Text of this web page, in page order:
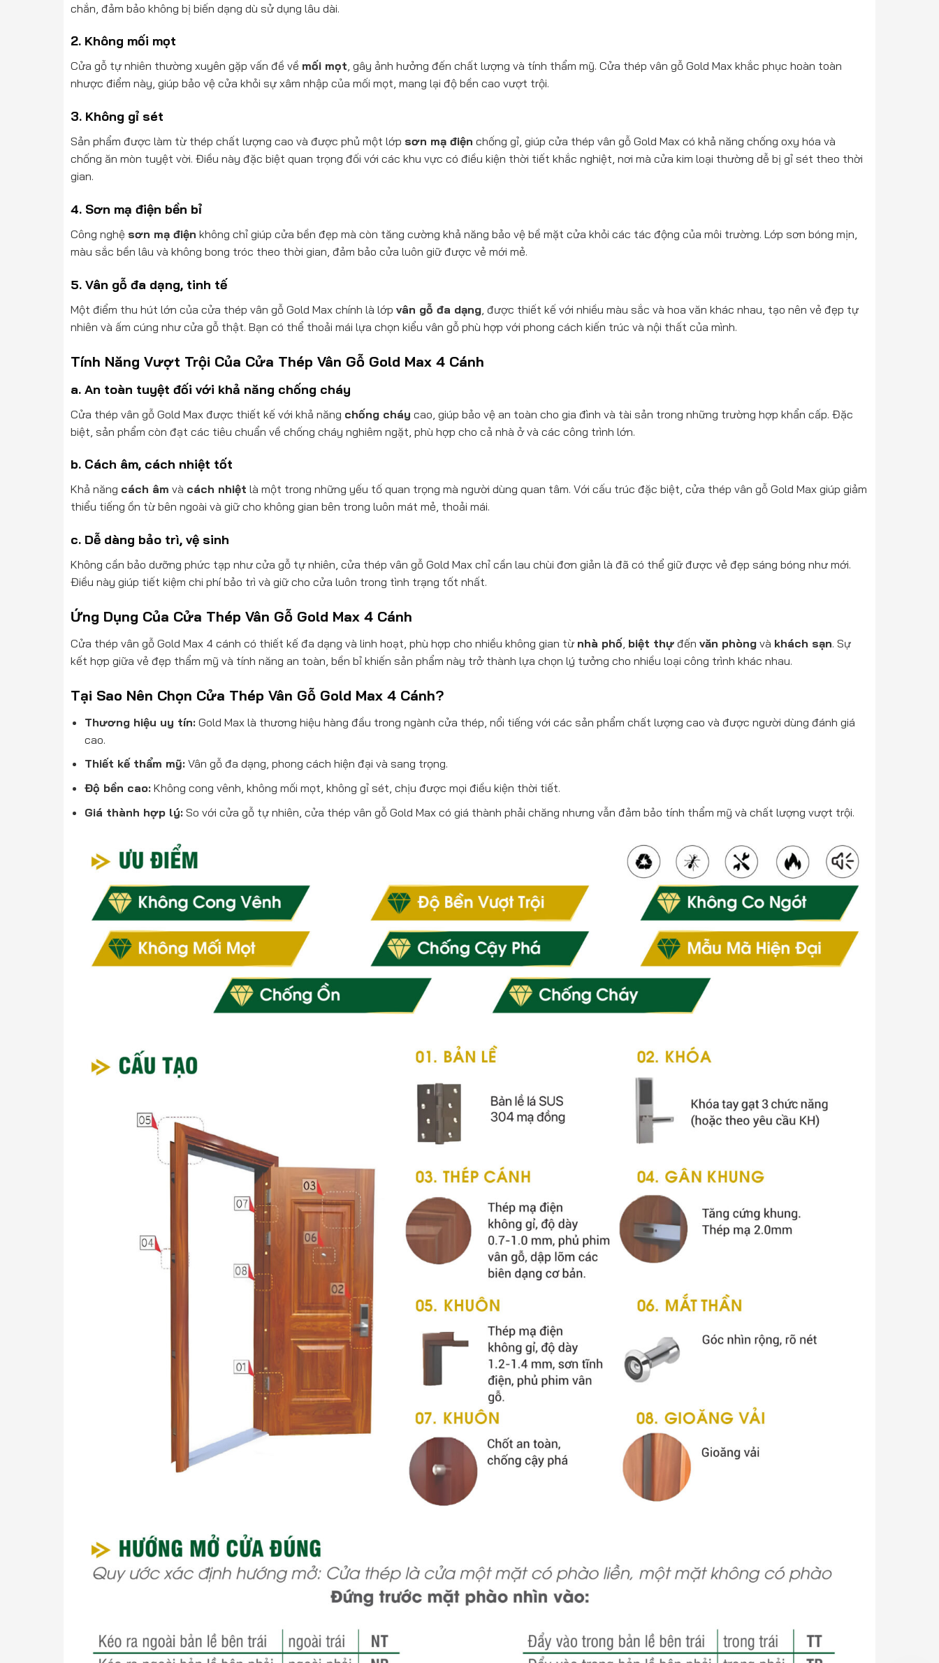
chắn, đảm bảo không bị biến dạng dù sử dụng lâu dài.
2. Không mối mọt
Cửa gỗ tự nhiên thường xuyên gặp vấn đề về mối mọt, gây ảnh hưởng đến chất lượng và tính thẩm mỹ. Cửa thép vân gỗ Gold Max khắc phục hoàn toàn
nhược điểm này, giúp bảo vệ cửa khỏi sự xâm nhập của mối mọt, mang lại độ bền cao vượt trội.
3. Không gỉ sét
Sản phẩm được làm từ thép chất lượng cao và được phủ một lớp sơn mạ điện chống gỉ, giúp cửa thép vân gỗ Gold Max có khả năng chống oxy hóa và
chống ăn mòn tuyệt vời. Điều này đặc biệt quan trọng đối với các khu vực có điều kiện thời tiết khắc nghiệt, nơi mà cửa kim loại thường dễ bị gỉ sét theo thời
gian.
4. Sơn mạ điện bền bỉ
Công nghệ sơn mạ điện không chỉ giúp cửa bền đẹp mà còn tăng cường khả năng bảo vệ bề mặt cửa khỏi các tác động của môi trường. Lớp sơn bóng mịn,
màu sắc bền lâu và không bong tróc theo thời gian, đảm bảo cửa luôn giữ được vẻ mới mẻ.
5. Vân gỗ đa dạng, tinh tế
Một điểm thu hút lớn của cửa thép vân gỗ Gold Max chính là lớp vân gỗ đa dạng, được thiết kế với nhiều màu sắc và hoa văn khác nhau, tạo nên vẻ đẹp tự
nhiên và ấm cúng như cửa gỗ thật. Bạn có thể thoải mái lựa chọn kiểu vân gỗ phù hợp với phong cách kiến trúc và nội thất của mình.
Tính Năng Vượt Trội Của Cửa Thép Vân Gỗ Gold Max 4 Cánh
a. An toàn tuyệt đối với khả năng chống cháy
Cửa thép vân gỗ Gold Max được thiết kế với khả năng chống cháy cao, giúp bảo vệ an toàn cho gia đình và tài sản trong những trường hợp khẩn cấp. Đặc
biệt, sản phẩm còn đạt các tiêu chuẩn về chống cháy nghiêm ngặt, phù hợp cho cả nhà ở và các công trình lớn.
b. Cách âm, cách nhiệt tốt
Khả năng cách âm và cách nhiệt là một trong những yếu tố quan trọng mà người dùng quan tâm. Với cấu trúc đặc biệt, cửa thép vân gỗ Gold Max giúp giảm
thiểu tiếng ồn từ bên ngoài và giữ cho không gian bên trong luôn mát mẻ, thoải mái.
c. Dễ dàng bảo trì, vệ sinh
Không cần bảo dưỡng phức tạp như cửa gỗ tự nhiên, cửa thép vân gỗ Gold Max chỉ cần lau chùi đơn giản là đã có thể giữ được vẻ đẹp sáng bóng như mới.
Điều này giúp tiết kiệm chi phí bảo trì và giữ cho cửa luôn trong tình trạng tốt nhất.
Ứng Dụng Của Cửa Thép Vân Gỗ Gold Max 4 Cánh
Cửa thép vân gỗ Gold Max 4 cánh có thiết kế đa dạng và linh hoạt, phù hợp cho nhiều không gian từ nhà phố, biệt thựđến văn phòngvà khách sạn. Sự
kết hợp giữa vẻ đẹp thẩm mỹ và tính năng an toàn, bền bỉ khiến sản phẩm này trở thành lựa chọn lý tưởng cho nhiều loại công trình khác nhau.
Tại Sao Nên Chọn Cửa Thép Vân Gỗ Gold Max 4 Cánh?
Thương hiệu uy tín: Gold Max là thương hiệu hàng đầu trong ngành cửa thép, nổi tiếng với các sản phẩm chất lượng cao và được người dùng đánh giá
cao.
Thiết kế thẩm mỹ: Vân gỗ đa dạng, phong cách hiện đại và sang trọng.
Độ bền cao: Không cong vênh, không mối mọt, không gỉ sét, chịu được mọi điều kiện thời tiết.
Giá thành hợp lý: So với cửa gỗ tự nhiên, cửa thép vân gỗ Gold Max có giá thành phải chăng nhưng vẫn đảm bảo tính thẩm mỹ và chất lượng vượt trội.